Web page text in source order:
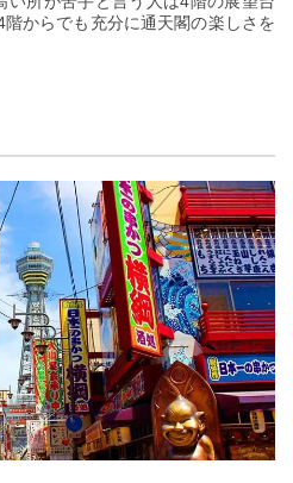
からでも充分に通天閣の楽しさを